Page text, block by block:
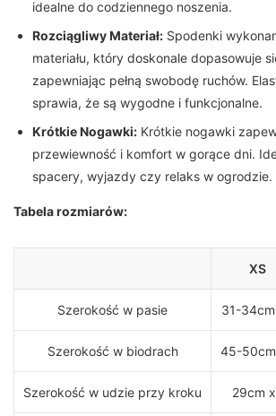
idealne do codziennego noszenia.
Rozciągliwy Materiał: Spodenki
materiału, który doskonale dopasowuje
zapewniając pełną swobodę ruchów.
sprawia, że są wygodne i funkcjonalne.
Krótkie Nogawki: Krótkie nogawki
przewiewność i komfort w gorące dni.
spacery, wyjazdy czy relaks w ogrodzie.
Tabela rozmiarów:
XS
Szerokość w pasie 31-
Szerokość w biodrach 45-
Szerokość w udzie przy kroku 29cm